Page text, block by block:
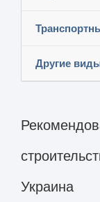
Другие
Украина